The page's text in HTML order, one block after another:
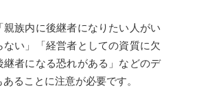
親族内に後継者になりたい人がい
ない」「経営者としての資質に欠
継者になる恐れがある」などのデ
あることに注意が必要です。